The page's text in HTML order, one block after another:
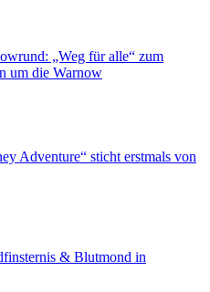
„Weg für alle“ zum
um die Warnow
Adventure“ sticht erstmals von
& Blutmond in